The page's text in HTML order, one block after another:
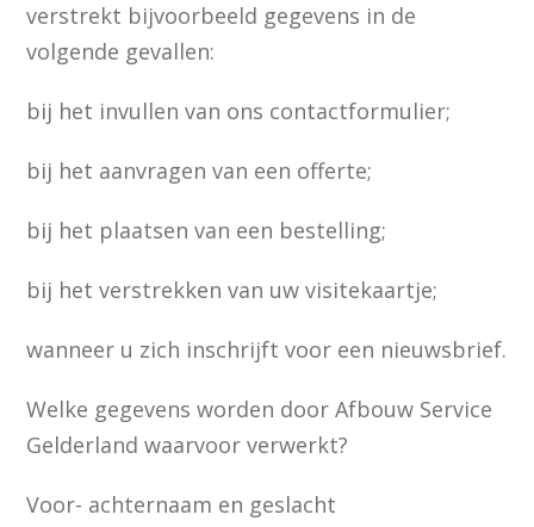
verstrekt bijvoorbeeld gegevens in de
volgende gevallen:
bij het invullen van ons contactformulier;
bij het aanvragen van een offerte;
bij het plaatsen van een bestelling;
bij het verstrekken van uw visitekaartje;
wanneer u zich inschrijft voor een nieuwsbrief.
Welke gegevens worden door Afbouw Service
Gelderland waarvoor verwerkt?
Voor- achternaam en geslacht